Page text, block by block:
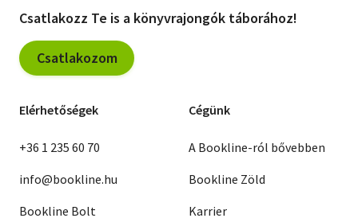
Csatlakozz Te is a könyvrajongók táborához!
Csatlakozom
Elérhetőségek
+36 1 235 60 70
info@bookline.hu
Bookline Bolt
Cégünk
A Bookline-ról bővebben
Bookline Zöld
Karrier